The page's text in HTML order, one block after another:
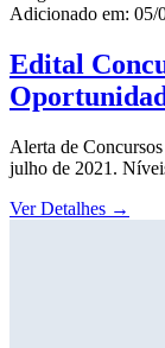
Adicionado em: 05/
Edital
Alerta de
julho de 2021.
Ver Detalhes →